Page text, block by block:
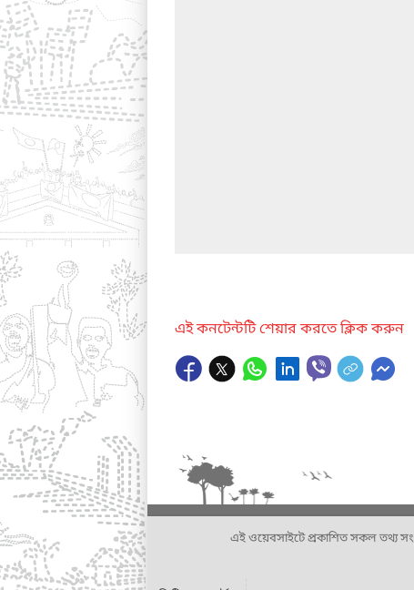
এই কনটেন্টটি শেয়ার করতে ক্লিক করুন
এই ওয়েবসাইটে প্রকাশিত সকল তথ্য